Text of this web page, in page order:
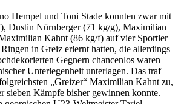
Hempel und Toni Stade konnten zwar mit
Dustin Nürnberger (71 kg/g), Maximilian
Kahnt (86 kg/f) auf vier Sportler
in Greiz erlernt hatten, die allerdings
Gegnern chancenlos waren
Unterlegenheit unterlagen. Das traf
„Greizer“ Maximilian Kahnt zu,
sieben Kämpfe bisher gewinnen konnte.